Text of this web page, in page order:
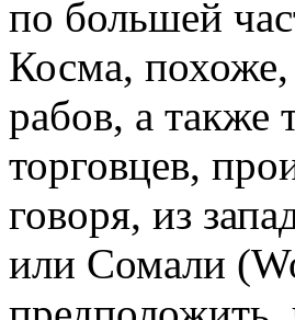
по большей
Косма,
рабов, а также
торговцев,
говоря, из
или Сомали (